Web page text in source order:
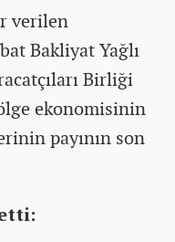
verilen
Bakliyat Yağlı
Birliği
ekonomisinin
payının son